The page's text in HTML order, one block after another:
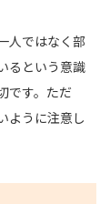
人ではなく部
るという意識
です。ただ
ように注意し